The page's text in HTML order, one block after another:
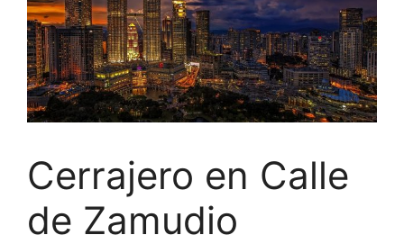
Cerrajero en Calle
de Zamudio